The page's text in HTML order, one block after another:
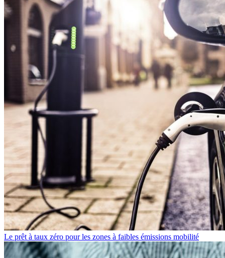
Le prêt à taux zéro pour les zones à faibles émissions mobilité